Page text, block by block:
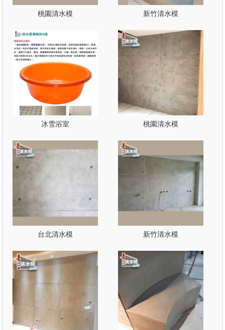
桃園清水模 新竹清水模
冰雪浴室 桃園清水模
台北清水模 新竹清水模